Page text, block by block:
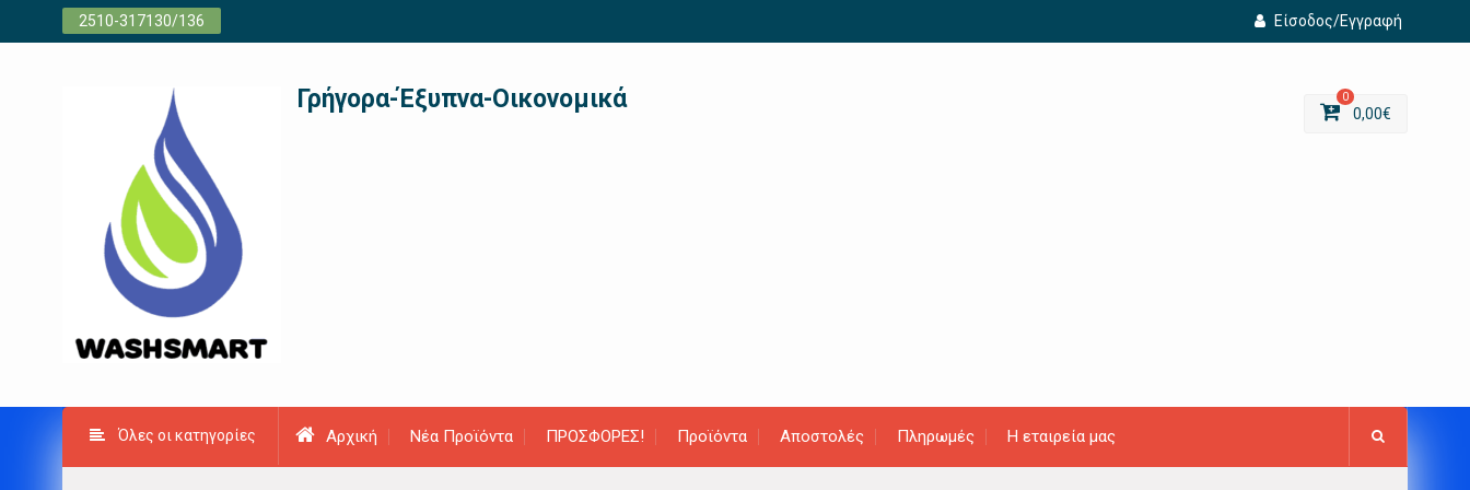
Προχωρήστε
2510-317130/136 Είσοδος/Εγγραφή
Γρήγορα-Έξυπνα-Οικονομικά 0
0,00€
Όλες οι κατηγορίες Αρχική Νέα Προϊόντα ΠΡΟΣΦΟΡΕΣ! Προϊόντα Αποστολές Πληρωμές Η εταιρεία μας